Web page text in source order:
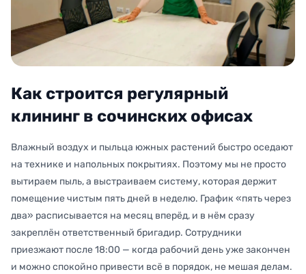
Как строится регулярный
клининг в сочинских офисах
Влажный воздух и пыльца южных растений быстро оседают
на технике и напольных покрытиях. Поэтому мы не просто
вытираем пыль, а выстраиваем систему, которая держит
помещение чистым пять дней в неделю. График «пять через
два» расписывается на месяц вперёд, и в нём сразу
закреплён ответственный бригадир. Сотрудники
приезжают после 18:00 — когда рабочий день уже закончен
и можно спокойно привести всё в порядок, не мешая делам.